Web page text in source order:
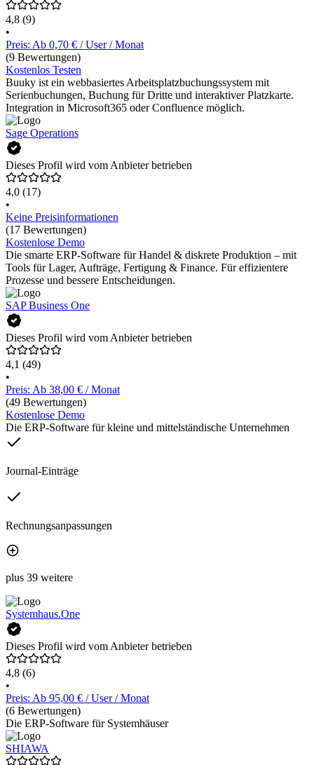
4,8 (9)
•
Preis: Ab 0,70 € / User / Monat
(9 Bewertungen)
Kostenlos Testen
Buuky ist ein webbasiertes Arbeitsplatzbuchungssystem mit
Serienbuchungen, Buchung für Dritte und interaktiver Platzkarte.
Integration in Microsoft365 oder Confluence möglich.
Sage Operations
Dieses Profil wird vom Anbieter betrieben
4,0 (17)
•
Keine Preisinformationen
(17 Bewertungen)
Kostenlose Demo
Die smarte ERP-Software für Handel & diskrete Produktion – mit
Tools für Lager, Aufträge, Fertigung & Finance. Für effizientere
Prozesse und bessere Entscheidungen.
SAP Business One
Dieses Profil wird vom Anbieter betrieben
4,1 (49)
•
Preis: Ab 38,00 € / Monat
(49 Bewertungen)
Kostenlose Demo
Die ERP-Software für kleine und mittelständische Unternehmen
Journal-Einträge
Rechnungsanpassungen
plus 39 weitere
Systemhaus.One
Dieses Profil wird vom Anbieter betrieben
4,8 (6)
•
Preis: Ab 95,00 € / User / Monat
(6 Bewertungen)
Die ERP-Software für Systemhäuser
SHIAWA